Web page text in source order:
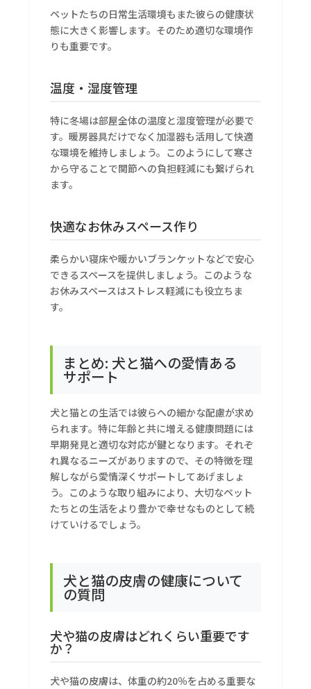
ペットたちの日常生活環境もまた彼らの健康状
態に大きく影響します。そのため適切な環境作
りも重要です。
温度・湿度管理
特に冬場は部屋全体の温度と湿度管理が必要で
す。暖房器具だけでなく加湿器も活用して快適
な環境を維持しましょう。このようにして寒さ
から守ることで関節への負担軽減にも繋げられ
ます。
快適なお休みスペース作り
柔らかい寝床や暖かいブランケットなどで安心
できるスペースを提供しましょう。このような
お休みスペースはストレス軽減にも役立ちま
す。
まとめ: 犬と猫への愛情ある
サポート
犬と猫との生活では彼らへの細かな配慮が求め
られます。特に年齢と共に増える健康問題には
早期発見と適切な対応が鍵となります。それぞ
れ異なるニーズがありますので、その特徴を理
解しながら愛情深くサポートしてあげましょ
う。このような取り組みにより、大切なペット
たちとの生活をより豊かで幸せなものとして続
けていけるでしょう。
犬と猫の皮膚の健康について
の質問
犬や猫の皮膚はどれくらい重要です
か？
犬や猫の皮膚は、体重の約20％を占める重要な